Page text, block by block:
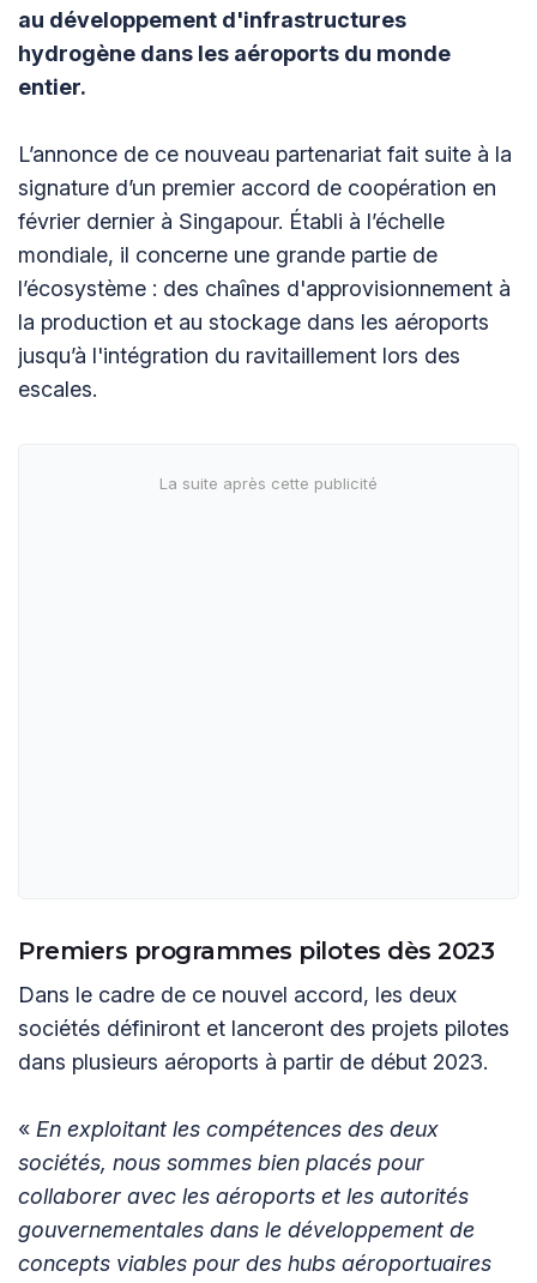
au développement d'infrastructures
hydrogène dans les aéroports du monde
entier.
L’annonce de ce nouveau partenariat fait suite à la
signature d’un premier accord de coopération en
février dernier à Singapour. Établi à l’échelle
mondiale, il concerne une grande partie de
l’écosystème : des chaînes d'approvisionnement à
la production et au stockage dans les aéroports
jusqu’à l'intégration du ravitaillement lors des
escales.
Premiers programmes pilotes dès 2023
Dans le cadre de ce nouvel accord, les deux
sociétés définiront et lanceront des projets pilotes
dans plusieurs aéroports à partir de début 2023.
« En exploitant les compétences des deux
sociétés, nous sommes bien placés pour
collaborer avec les aéroports et les autorités
gouvernementales dans le développement de
concepts viables pour des hubs aéroportuaires